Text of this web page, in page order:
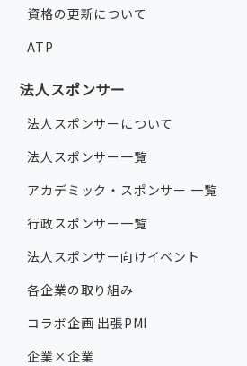
資格の更新について
ATP
法人スポンサー
法人スポンサーについて
法人スポンサー一覧
アカデミック・スポンサー 一覧
行政スポンサー一覧
法人スポンサー向けイベント
各企業の取り組み
コラボ企画 出張PMI
企業×企業